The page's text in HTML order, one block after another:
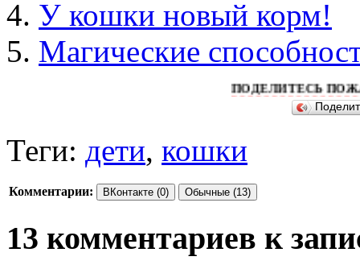
У кошки новый корм!
Магические
ПОДЕЛИТЕСЬ
Теги: дети, кошки
Комментарии: ВКонтакте (0) Обычные (13)
13 комментариев к